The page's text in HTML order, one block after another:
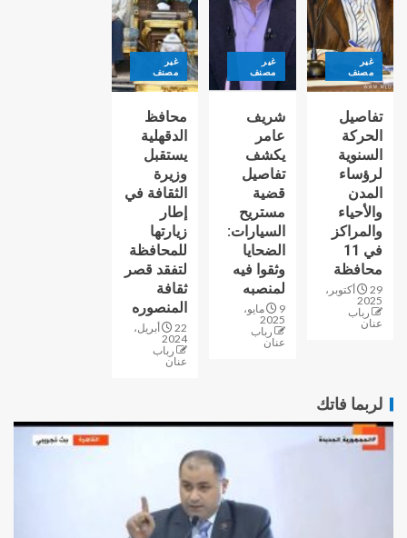
غير
مصنف
تفاصيل
الحركة
السنوية
لرؤساء
المدن
والأحياء
والمراكز
في 11
محافظة
29 أكتوبر،
2025
رباب
عنان
غير
مصنف
شريف
عامر
يكشف
تفاصيل
قضية
مستريح
السيارات:
الضحايا
وثقوا فيه
لمنصبه
9 مايو،
2025
رباب
عنان
غير
مصنف
محافظ
الدقهلية
يستقبل
وزيرة
الثقافة في
إطار
زيارتها
للمحافظة
لتفقد قصر
ثقافة
المنصوره
22 أبريل،
2024
رباب
عنان
لربما فاتك